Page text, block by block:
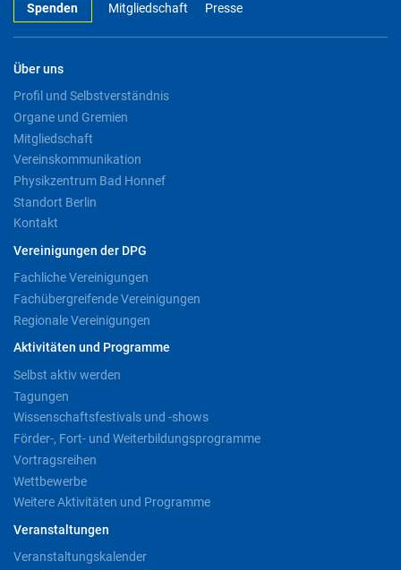
Spenden Mitgliedschaft Presse
Über uns
Profil und Selbstverständnis
Organe und Gremien
Mitgliedschaft
Vereinskommunikation
Physikzentrum Bad Honnef
Standort Berlin
Kontakt
Vereinigungen der DPG
Fachliche Vereinigungen
Fachübergreifende Vereinigungen
Regionale Vereinigungen
Aktivitäten und Programme
Selbst aktiv werden
Tagungen
Wissenschaftsfestivals und -shows
Förder-, Fort- und Weiterbildungsprogramme
Vortragsreihen
Wettbewerbe
Weitere Aktivitäten und Programme
Veranstaltungen
Veranstaltungskalender